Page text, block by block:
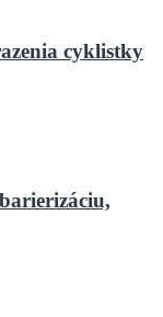
cyklistky